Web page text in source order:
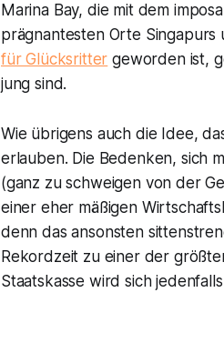
Marina Bay, die mit dem
prägnantesten Orte
für Glücksritter geworden ist,
jung sind.
Wie übrigens auch die Idee,
erlauben. Die Bedenken, sich
(ganz zu schweigen von der
einer eher mäßigen
denn das ansonsten
Rekordzeit zu einer der
Staatskasse wird sich